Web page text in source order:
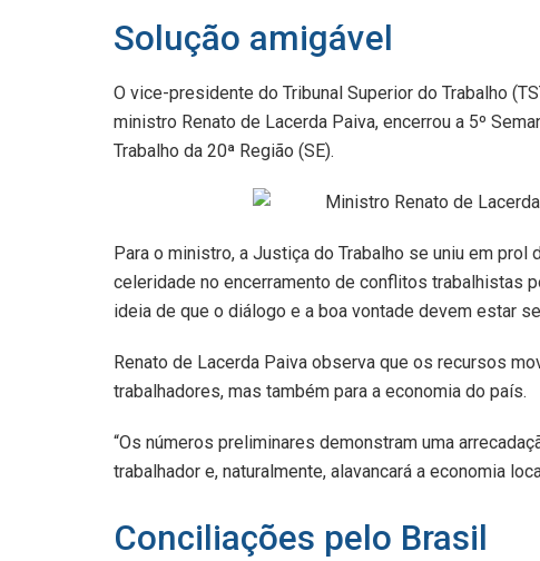
Solução amigável
O vice-presidente do Tribunal Superior do Trabalho
ministro Renato de Lacerda Paiva, encerrou a 5º
Trabalho da 20ª Região (SE).
Para o ministro, a Justiça do Trabalho se uniu em
celeridade no encerramento de conflitos trabalhistas
ideia de que o diálogo e a boa vontade devem estar
Renato de Lacerda Paiva observa que os recursos
trabalhadores, mas também para a economia do país.
“Os números preliminares demonstram uma
trabalhador e, naturalmente, alavancará a economia
Conciliações pelo Brasil